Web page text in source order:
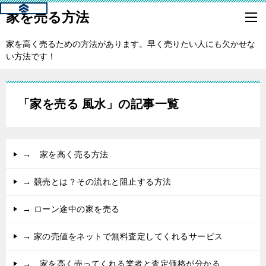
家を売る方法
家を高く売るための方法があります。早く売りたい人にも欠かせな
い方法です！
「家を売る 風水」の記事一覧
→ 家を高く売る方法
→ 競売とは？その流れと阻止する方法
→ ローン途中の家を売る
→ 家の売値をネットで無料査定してくれるサービス
→ 家を高く売ってくれる業者と査定価格が分かる